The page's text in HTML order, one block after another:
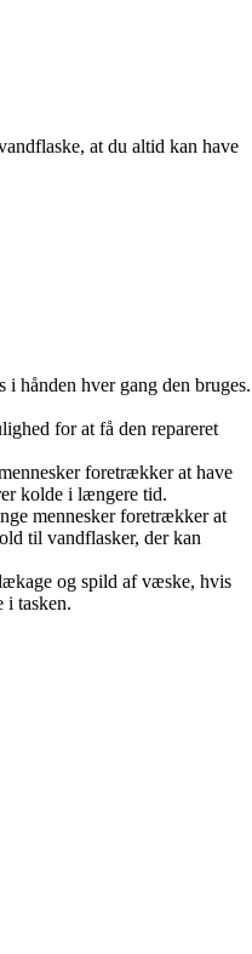
at du altid kan have
hånden hver gang den bruges.
for at få den repareret
foretrækker at have
kolde i længere tid.
mennesker foretrækker at
til vandflasker, der kan
og spild af væske, hvis
i tasken.